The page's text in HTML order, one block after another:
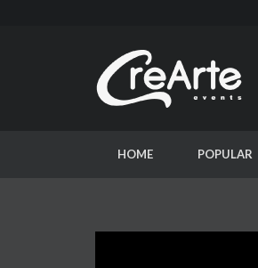
HOME POPULAR